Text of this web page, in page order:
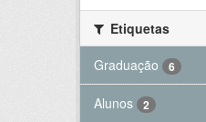
Etiquetas
Graduação
6
Alunos 2